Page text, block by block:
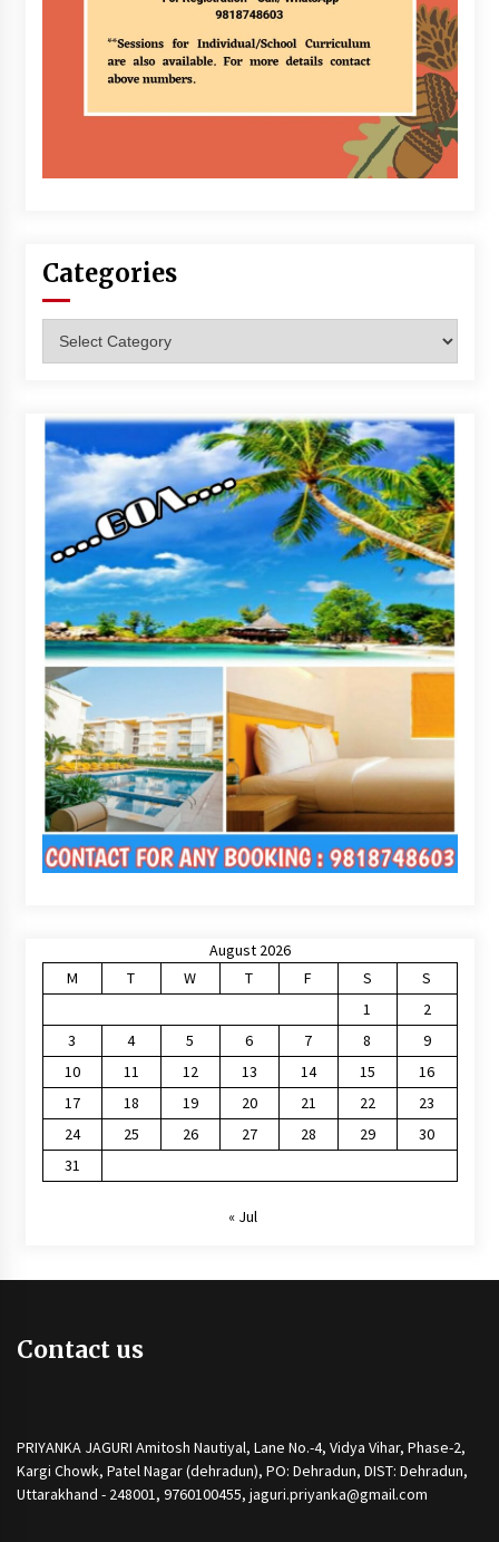
Categories
August 2026
M
T W T F S
S
1
2
3
4 5 6 7 8
9
10
11 12 13 14 15
16
17
18 19 20 21 22
23
24
25 26 27 28 29
30
31
« Jul
Contact us
PRIYANKA JAGURI Amitosh Nautiyal, Lane No.-4, Vidya Vihar, Phase-2,
Kargi Chowk, Patel Nagar (dehradun), PO: Dehradun, DIST: Dehradun,
Uttarakhand - 248001, 9760100455, jaguri.priyanka@gmail.com